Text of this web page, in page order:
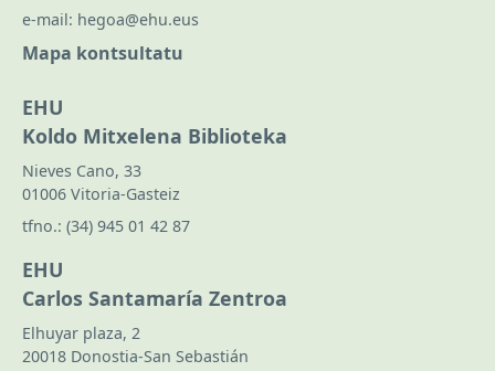
e-mail: hegoa@ehu.eus
Mapa kontsultatu
EHU
Koldo Mitxelena Biblioteka
Nieves Cano, 33
01006 Vitoria-Gasteiz
tfno.: (34) 945 01 42 87
EHU
Carlos Santamaría Zentroa
Elhuyar plaza, 2
20018 Donostia-San Sebastián